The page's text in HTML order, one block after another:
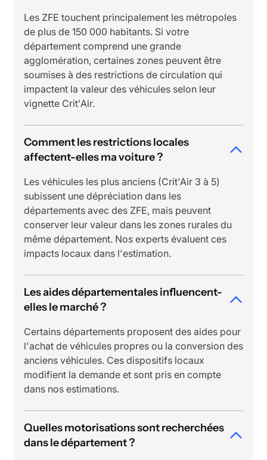
Les ZFE touchent principalement les métropoles
de plus de 150 000 habitants. Si votre
département comprend une grande
agglomération, certaines zones peuvent être
soumises à des restrictions de circulation qui
impactent la valeur des véhicules selon leur
vignette Crit'Air.
Comment les restrictions locales
affectent-elles ma voiture ?
Les véhicules les plus anciens (Crit'Air 3 à 5)
subissent une dépréciation dans les
départements avec des ZFE, mais peuvent
conserver leur valeur dans les zones rurales du
même département. Nos experts évaluent ces
impacts locaux dans l'estimation.
Les aides départementales influencent-
elles le marché ?
Certains départements proposent des aides pour
l'achat de véhicules propres ou la conversion des
anciens véhicules. Ces dispositifs locaux
modifient la demande et sont pris en compte
dans nos estimations.
Quelles motorisations sont recherchées
dans le département ?